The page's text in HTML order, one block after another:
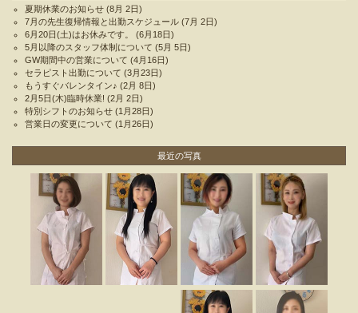
夏期休業のお知らせ (8月 2日)
7月の先生復帰情報と出勤スケジュール (7月 2日)
6月20日(土)はお休みです。
(6月18日)
5月以降のスタッフ体制について (5月 5日)
GW期間中の営業について (4月16日)
セラピスト出勤について (3月23日)
もうすぐバレンタイン♪ (2月 8日)
2月5日(木)臨時休業! (2月 2日)
特別シフトのお知らせ (1月28日)
営業日の変更について (1月26日)
最近の写真